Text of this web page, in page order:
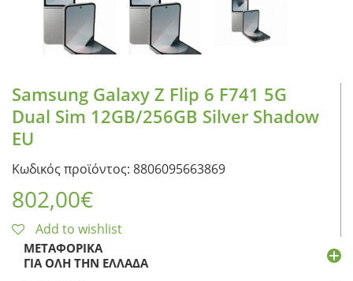
Samsung Galaxy Z Flip 6 F741 5G
Dual Sim 12GB/256GB Silver Shadow
EU
Κωδικός προϊόντος: 8806095663869
802,00€
Add to wishlist
ΜΕΤΑΦΟΡΙΚΆ
ΓΙΑ ΌΛΗ ΤΗΝ ΕΛΛΆΔΑ